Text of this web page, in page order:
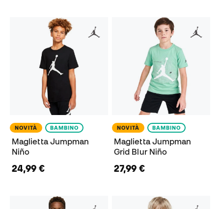
NOVITÀ BAMBINO
Maglietta Jumpman
Niño
24,99 €
NOVITÀ BAMBINO
Maglietta Jumpman
Grid Blur Niño
27,99 €